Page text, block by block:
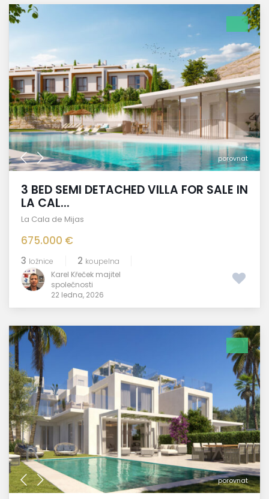
porovnat
3 BED SEMI DETACHED VILLA FOR SALE IN
LA CAL...
La Cala de Mijas
675.000 €
3 ložnice 2 koupelna
Karel Křeček majitel
společnosti
22 ledna, 2026
porovnat